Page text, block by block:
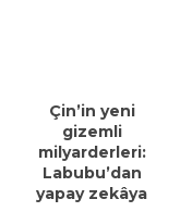
Çin’in yeni
gizemli
milyarderleri:
Labubu’dan
yapay zekâya